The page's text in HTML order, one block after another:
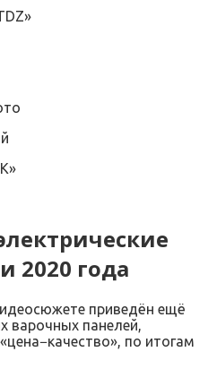
2020 года
приведён ещё
варочных панелей,
по итогам